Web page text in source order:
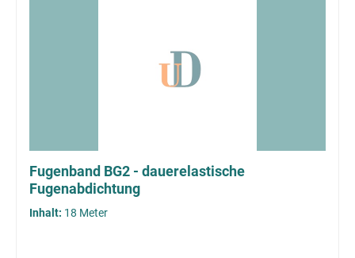
Fugenband BG2 - dauerelastische
Fugenabdichtung
Inhalt: 18 Meter